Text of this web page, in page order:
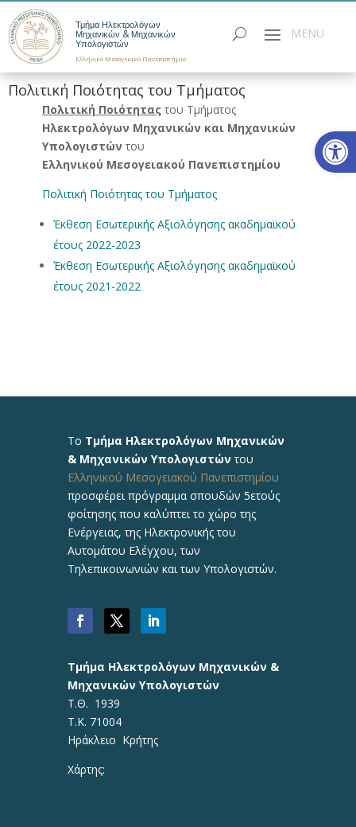
Τμήμα Ηλεκτρολόγων
Μηχανικών & Μηχανικών
Υπολογιστών
Ελληνικό Μεσογειακό Πανεπιστήμιο
Πολιτική Ποιότητας του Τμήματος
Πολιτική Ποιότητας του Τμήματος
Ηλεκτρολόγων Μηχανικών και Μηχανικών
Υπολογιστών του
Ελληνικού Μεσογειακού Πανεπιστημίου
Πολιτική Ποιότητας του Τμήματος
Έκθεση Εσωτερικής Αξιολόγησης ακαδημαϊκού
έτους 2022-2023
Έκθεση Εσωτερικής Αξιολόγησης ακαδημαϊκού
έτους 2021-2022
Το Τμήμα Ηλεκτρολόγων Μηχανικών
& Μηχανικών Υπολογιστώντου
Ελληνικού Μεσογειακού Πανεπιστημίου
προσφέρει πρόγραμμα σπουδών 5ετούς
φοίτησης που καλύπτει το χώρο της
Ενέργειας, της Ηλεκτρονικής του
Αυτομάτου Ελέγχου, των
Τηλεπικοινωνιών και των Υπολογιστών.
Τμήμα Ηλεκτρολόγων Μηχανικών &
Μηχανικών Υπολογιστών
Τ.Θ. 1939
Τ.Κ. 71004
Ηράκλειο Κρήτης
Χάρτης: